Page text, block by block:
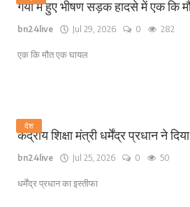
गया में हुए भीषण सड़क हादसे में एक कि
bn24live Jul 29, 2026 0 282
एक कि मौत एक घायल
देश
केंद्रीय शिक्षा मंत्री धर्मेंद्र प्रधान ने
bn24live Jul 25, 2026 0 50
धर्मेंद्र प्रधान का इस्तीफा